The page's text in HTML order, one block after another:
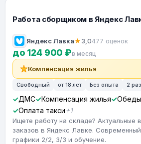
Работа сборщиком в Яндекс
Яндекс Лавка★3,0477 оценок
до 124 900 ₽в месяц
Компенсация жилья
Свободный от 18 лет Без опыта 2
ДМС Компенсация жилья
Обеды
Оплата такси +1
Ищете работу на складе? Актуальные
заказов в Яндекс Лавке.
графики 2/2, 3/3 и обучение.